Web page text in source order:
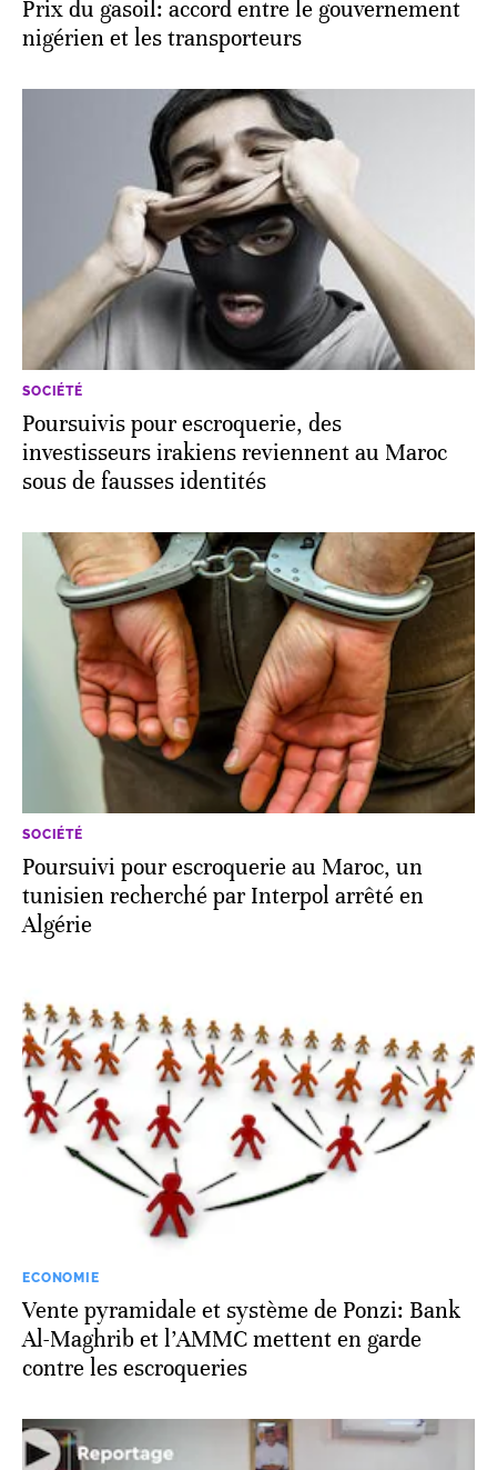
Prix du gasoil: accord entre le gouvernement
nigérien et les transporteurs
SOCIÉTÉ
Poursuivis pour escroquerie, des
investisseurs irakiens reviennent au Maroc
sous de fausses identités
SOCIÉTÉ
Poursuivi pour escroquerie au Maroc, un
tunisien recherché par Interpol arrêté en
Algérie
ECONOMIE
Vente pyramidale et système de Ponzi: Bank
Al-Maghrib et l’AMMC mettent en garde
contre les escroqueries